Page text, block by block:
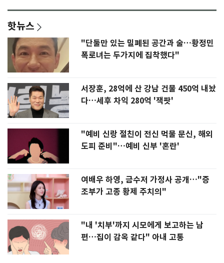
핫뉴스
"단둘만 있는 밀폐된 공간과 술…황정민
폭로녀는 두가지에 집착했다"
서장훈, 28억에 산 강남 건물 450억 내놨
다…세후 차익 280억 '잭팟'
"예비 신랑 절친이 전신 먹물 문신, 해외
도피 준비"…예비 신부 '혼란'
여배우 하영, 금수저 가정사 공개…"증
조부가 고종 황제 주치의"
"내 '치부'까지 시모에게 보고하는 남
편…집이 감옥 같다" 아내 고통